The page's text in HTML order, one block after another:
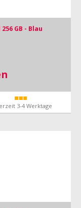
GB - Blau
3-4 Werktage